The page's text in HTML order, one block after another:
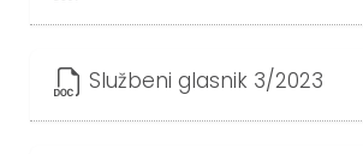
Službeni glasnik 3/2023